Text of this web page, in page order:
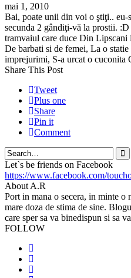
mai 1, 2010
Bai, poate unii din voi o ştiţi.. eu-
secunda 2 gândiţi-vă la prostii.
tramvaiul care duce Din
De barbati si de femei, La o
imprejurimi, S-a urcat o cuconita
Share This Post
Tweet
Plus one
Share
Pin it
Comment
Let`s be friends on Facebook
https://www.facebook.com/
About A.R
Port in mana o secera, in minte o
mare doza de stima de sine.
care sper sa va binedispun si sa
FOLLOW